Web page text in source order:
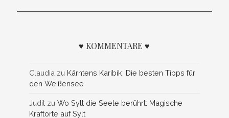
♥ KOMMENTARE ♥
Claudia zu Kärntens Karibik: Die besten Tipps für
den Weißensee
Judit zuWo Sylt die Seele berührt: Magische
Kraftorte auf Sylt